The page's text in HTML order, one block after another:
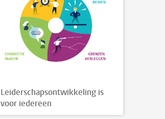
Leiderschapsontwikkeling is
voor iedereen